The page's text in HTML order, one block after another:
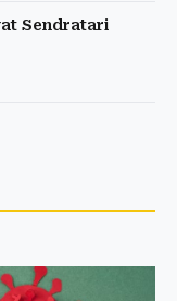
Sendratari